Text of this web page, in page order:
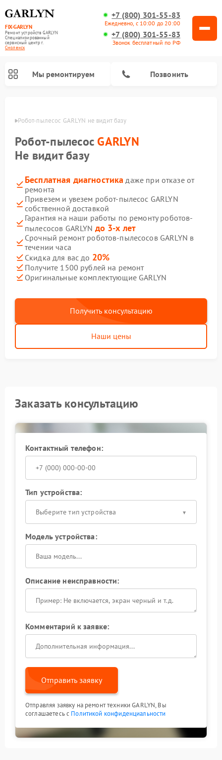
FIX-GARLYN
Ремонт устройств GARLYN
Специализированный
cервисный центр г.
Смоленск
+7 (800) 301-55-83
Ежедневно, с 10:00 до 20:00
+7 (800) 301-55-83
Звонок бесплатный по РФ
Мы ремонтируем Позвонить
Робот-пылесос GARLYN не видит базу
Робот-пылесос GARLYN
Не видит базу
Бесплатная диагностика даже при отказе от
ремонта
Привезем и увезем робот-пылесос GARLYN
собственной доставкой
Гарантия на наши работы по ремонту роботов-
пылесосов GARLYN до 3-х лет
Срочный ремонт роботов-пылесосов GARLYN в
течении часа
Скидка для вас до 20%
Получите 1500 рублей на ремонт
Оригинальные комплектующие GARLYN
Получить консультацию
Наши цены
Заказать консультацию
Контактный телефон:
Тип устройства:
Выберите тип устройства
Модель устройства:
Описание неисправности:
Комментарий к заявке:
Отправить заявку
Отправляя заявку на ремонт техники GARLYN, Вы
соглашаетесь с Политикой конфиденциальности